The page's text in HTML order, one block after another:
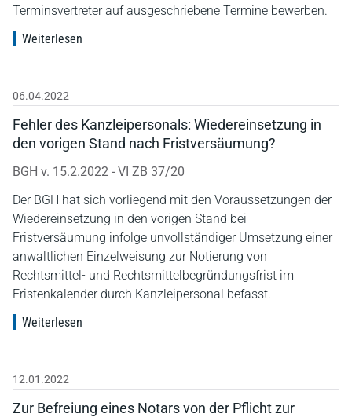
Terminsvertreter auf ausgeschriebene Termine bewerben.
Weiterlesen
06.04.2022
Fehler des Kanzleipersonals: Wiedereinsetzung in
den vorigen Stand nach Fristversäumung?
BGH v. 15.2.2022 - VI ZB 37/20
Der BGH hat sich vorliegend mit den Voraussetzungen der
Wiedereinsetzung in den vorigen Stand bei
Fristversäumung infolge unvollständiger Umsetzung einer
anwaltlichen Einzelweisung zur Notierung von
Rechtsmittel- und Rechtsmittelbegründungsfrist im
Fristenkalender durch Kanzleipersonal befasst.
Weiterlesen
12.01.2022
Zur Befreiung eines Notars von der Pflicht zur